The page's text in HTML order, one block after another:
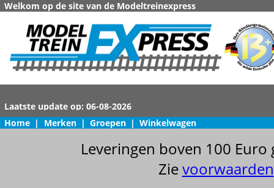
Welkom op de site van de Modeltreinexpress
Home | Merken | Groepen | Winkelwagen
Leveringen boven 100
Zievoorwaarden